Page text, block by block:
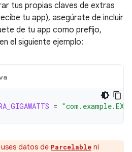
tus propias claves de extras
tu app), asegúrate de incluir
de tu app como prefijo,
el siguiente ejemplo:
=
uses datos de Parcelable ni